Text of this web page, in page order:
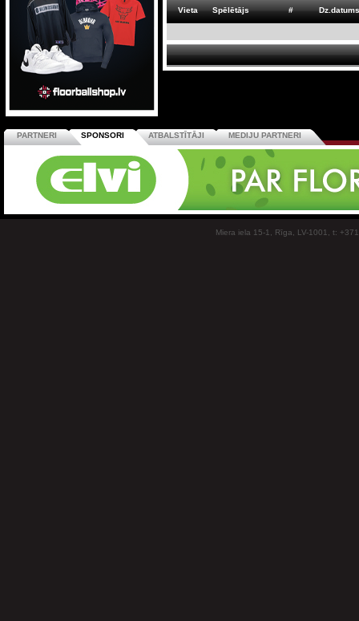
Vieta Spēlētājs # Dz.datums
PARTNERI SPONSORI ATBALSTĪTĀJI MEDIJU PARTNERI
Miera iela 15-1, Rīga, LV-1001, t: